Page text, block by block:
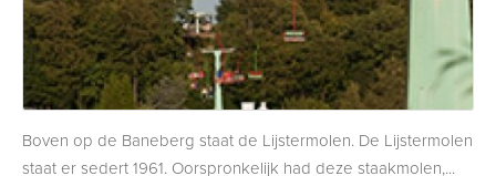
Boven op de Baneberg staat de Lijstermolen. De Lijstermolen
staat er sedert 1961. Oorspronkelijk had deze staakmolen,...